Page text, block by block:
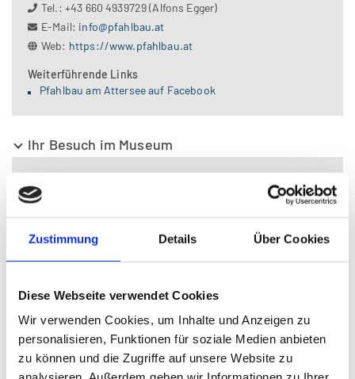
Zustimmung Details Über Cookies
Diese Webseite verwendet Cookies
Wir verwenden Cookies, um Inhalte und Anzeigen zu
personalisieren, Funktionen für soziale Medien anbieten
zu können und die Zugriffe auf unsere Website zu
Tel.: +43 660 4939729 (Alfons Egger)
E-Mail: info@pfahlbau.at
Web: https://www.pfahlbau.at
Weiterführende Links
Pfahlbau am Attersee auf Facebook
Ihr Besuch im Museum
frei zugänglich
Gruppenführungen sind nach Vereinbarung möglich.
Alfons Egger
Gerald Egger
Träger